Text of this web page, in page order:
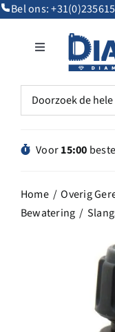
GaBel ons:
Toggle
Navigation
Mijn Account
Overig Gereedschap
Voor15:00
Home Overig
Bewatering